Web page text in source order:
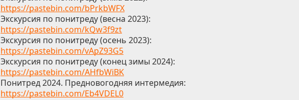
https://pastebin.com/bPrkbWFX
Экскурсия по понитреду (весна 2023):
https://pastebin.com/kQw3f9zt
Экскурсия по понитреду (осень 2023):
https://pastebin.com/vApZ93G5
Экскурсия по понитреду (конец зимы 2024):
https://pastebin.com/AHfbWiBK
Понитред 2024. Предновогодняя интермедия:
https://pastebin.com/Eb4VDEL0